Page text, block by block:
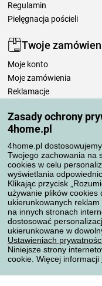
Zasady ochrony
4home.pl
4home.pl
Twojego zachowania na
cookies w celu
wyświetlania
Klikając przycisk
używanie plików cookies
ukierunkowanych
na innych stronach
dostosować
ukierunkowane w
Ustawieniach
Niniejsze strony
cookie. Więcej informacji
Regulamin
Pielęgnacja pościeli
Twoje
Moje konto
Moje zamówienia
Reklamacje
Zasady przetwarzania
Sposoby
Metody płatności
Niezawodny sklep